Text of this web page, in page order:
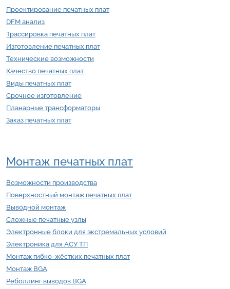
Проектирование печатных плат
DFM анализ
Трассировка печатных плат
Изготовление печатных плат
Технические возможности
Качество печатных плат
Виды печатных плат
Срочное изготовление
Планарные трансформаторы
Заказ печатных плат
Монтаж печатных плат
Возможности производства
Поверхностный монтаж печатных плат
Выводной монтаж
Сложные печатные узлы
Электронные блоки для экстремальных условий
Электроника для АСУ ТП
Монтаж гибко-жёстких печатных плат
Монтаж BGA
Реболлинг выводов BGA